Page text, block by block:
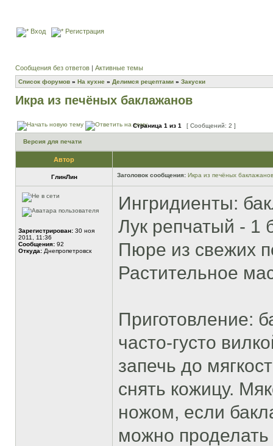
Вход Регистрация
Сообщения без ответов | Активные темы
Список форумов » На кухне » Делимся рецептами » Закуски
Икра из печёных баклажанов
Страница 1 из 1 [ Сообщений: 2 ]
Версия для печати
Автор
ГлинЛин Заголовок сообщения: Икра из печёных баклажанов
Зарегистрирован: 30 ноя
2011, 11:36
Сообщения: 92
Откуда: Днепропетровск
Ингридиенты:
Лук репчатый - 1
Пюре из свежих
Растительное
Приготовление:
часто-густо
запечь до
снять кожицу.
ножом, если
можно